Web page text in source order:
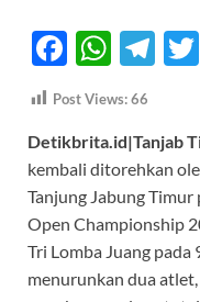
F
ac
e
b
o
o
k
W
at
s
A
p
p
T
gr
a
m
Post Views:66
Detikbrita.id|Tanjab
kembali ditorehkan
Tanjung Jabung
Open Championship
Tri Lomba Juang
menurunkan dua atlet,